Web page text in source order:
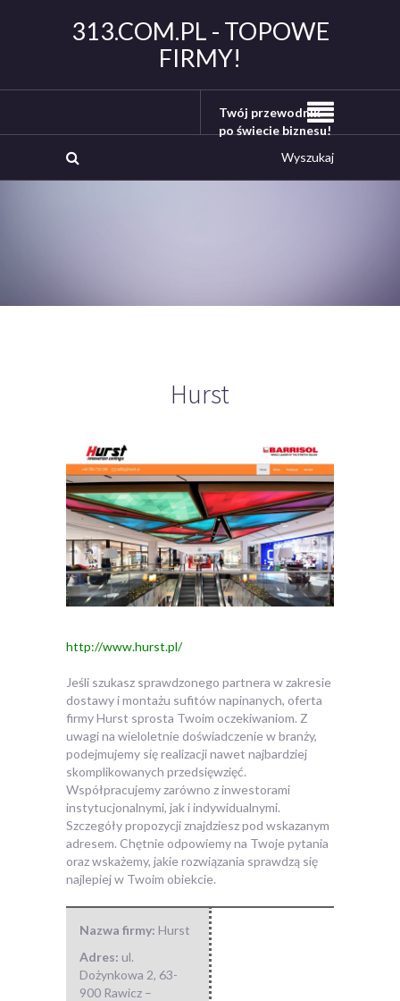
313.COM.PL - TOPOWE
FIRMY!
Twój przewodnik
po świecie biznesu!
Hurst
http://www.hurst.pl/
Jeśli szukasz sprawdzonego partnera w zakresie
dostawy i montażu sufitów napinanych, oferta
firmy Hurst sprosta Twoim oczekiwaniom. Z
uwagi na wieloletnie doświadczenie w branży,
podejmujemy się realizacji nawet najbardziej
skomplikowanych przedsięwzięć.
Współpracujemy zarówno z inwestorami
instytucjonalnymi, jak i indywidualnymi.
Szczegóły propozycji znajdziesz pod wskazanym
adresem. Chętnie odpowiemy na Twoje pytania
oraz wskażemy, jakie rozwiązania sprawdzą się
najlepiej w Twoim obiekcie.
Nazwa firmy: Hurst
Adres: ul.
Dożynkowa 2, 63-
900 Rawicz –